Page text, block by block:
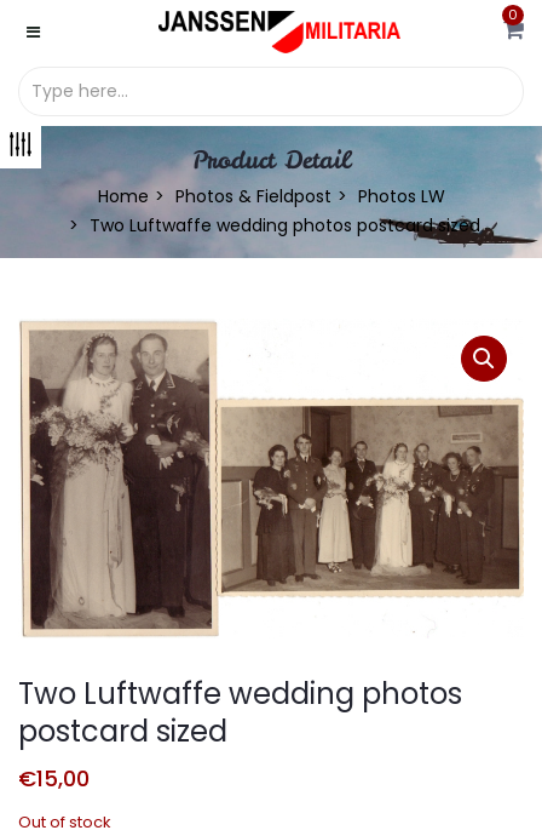
0
Product Detail
Home Photos & Fieldpost
Photos LW
Two Luftwaffe wedding photos postcard sized
Two Luftwaffe wedding photos
postcard sized
€15,00
Out of stock